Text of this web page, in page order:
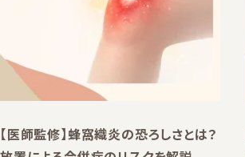
【医師監修】蜂窩織炎の恐ろしさとは？